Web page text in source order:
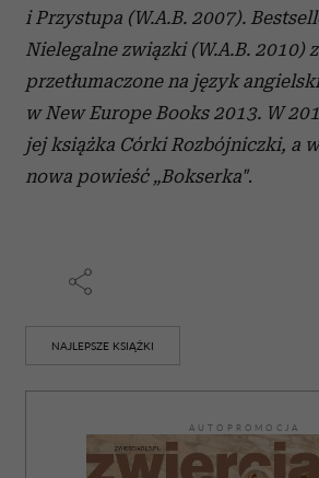
i Przystupa (W.A.B. 2007).
Nielegalne związki (W.A.B. 2010)
przetłumaczone na język
w New Europe Books 2013. W
jej książka Córki Rozbójniczki, a
nowa powieść „Bokserka".
NAJLEPSZE KSIĄŻKI
AUTOPROMOCJA